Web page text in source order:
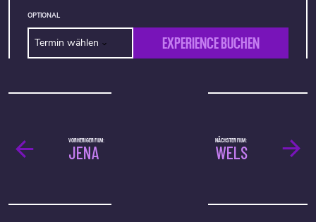
OPTIONAL
Termin wählen EXPERIENCE BUCHEN
NÄCHSTER FILM:
WELS
VORHERIGER FILM:
JENA